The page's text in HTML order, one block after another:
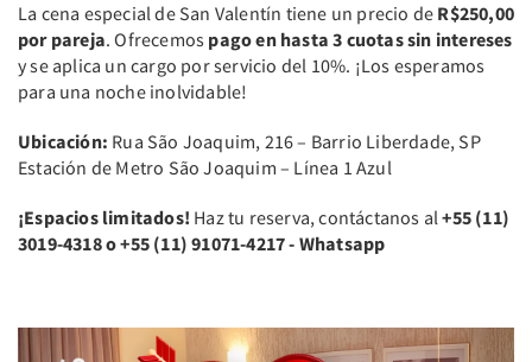
La cena especial de San Valentín tiene un precio de R$250,00
por pareja. Ofrecemos pago en hasta 3 cuotas sin intereses
y se aplica un cargo por servicio del 10%. ¡Los esperamos
para una noche inolvidable!
Ubicación: Rua São Joaquim, 216 – Barrio Liberdade, SP
Estación de Metro São Joaquim – Línea 1 Azul
¡Espacios limitados! Haz tu reserva, contáctanos al+55 (11)
3019-4318 o +55 (11) 91071-4217 - Whatsapp
Previous Next